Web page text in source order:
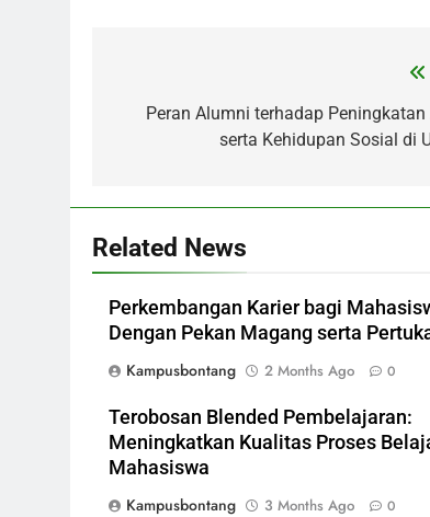
navigation
Peran Alumni terhadap
serta Kehidupan Sosial di
Related News
Perkembangan Karier bagi
Dengan Pekan Magang serta
Kampusbontang
2 Months Ago 0
Terobosan Blended Pembelajaran:
Meningkatkan Kualitas Proses
Mahasiswa
Kampusbontang
3 Months Ago 0